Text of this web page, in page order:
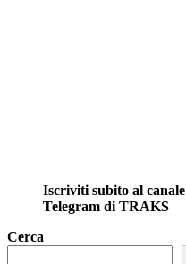
Iscriviti subito al canale
Telegram di TRAKS
Cerca